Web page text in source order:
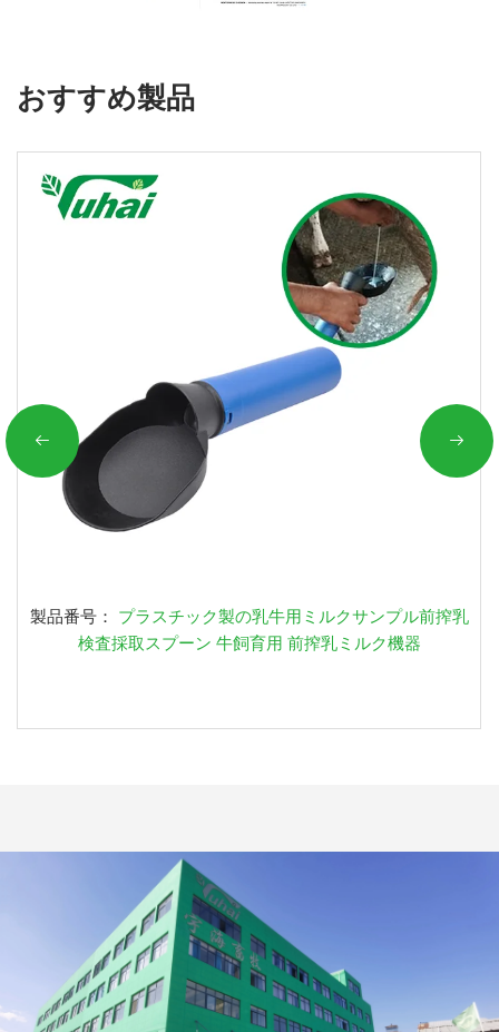
おすすめ製品
製品番号： プラスチック製の乳牛用ミルクサンプル前搾乳
検査採取スプーン 牛飼育用 前搾乳ミルク機器